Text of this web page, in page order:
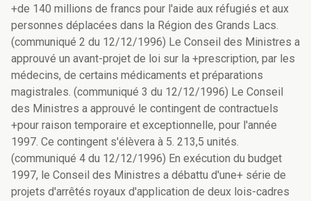
+de 140 millions de francs pour l'aide aux réfugiés et aux
personnes déplacées dans la Région des Grands Lacs.
(communiqué 2 du 12/12/1996) Le Conseil des Ministres a
approuvé un avant-projet de loi sur la +prescription, par les
médecins, de certains médicaments et préparations
magistrales. (communiqué 3 du 12/12/1996) Le Conseil
des Ministres a approuvé le contingent de contractuels
+pour raison temporaire et exceptionnelle, pour l'année
1997. Ce contingent s'élèvera à 5. 213,5 unités.
(communiqué 4 du 12/12/1996) En exécution du budget
1997, le Conseil des Ministres a débattu d'une+ série de
projets d'arrêtés royaux d'application de deux lois-cadres